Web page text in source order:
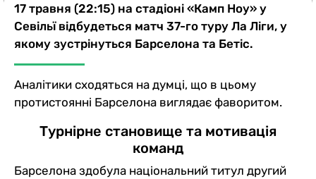
17 травня (22:15) на стадіоні «Камп Ноу» у
Севільї відбудеться матч 37-го туру Ла Ліги, у
якому зустрінуться Барселона та Бетіс.
Аналітики сходяться на думці, що в цьому
протистоянні Барселона виглядає фаворитом.
Турнірне становище та мотивація
команд
Барселона здобула національний титул другий